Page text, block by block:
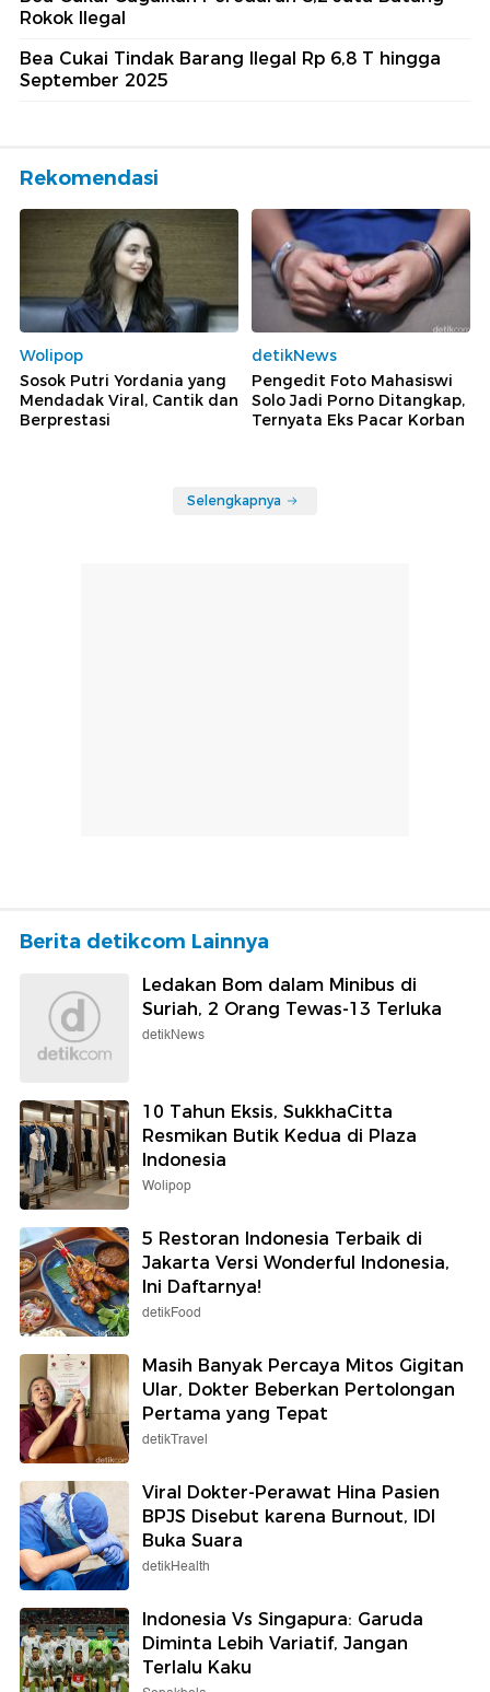
Rokok Ilegal
Bea Cukai Tindak Barang Ilegal Rp 6,8 T hingga
September 2025
Rekomendasi
Wolipop
Sosok Putri Yordania yang
Mendadak Viral, Cantik dan
Berprestasi
detikNews
Pengedit Foto Mahasiswi
Solo Jadi Porno Ditangkap,
Ternyata Eks Pacar Korban
Selengkapnya
Berita detikcom Lainnya
Ledakan Bom dalam Minibus di
Suriah, 2 Orang Tewas-13 Terluka
detikNews
10 Tahun Eksis, SukkhaCitta
Resmikan Butik Kedua di Plaza
Indonesia
Wolipop
5 Restoran Indonesia Terbaik di
Jakarta Versi Wonderful Indonesia,
Ini Daftarnya!
detikFood
Masih Banyak Percaya Mitos Gigitan
Ular, Dokter Beberkan Pertolongan
Pertama yang Tepat
detikTravel
Viral Dokter-Perawat Hina Pasien
BPJS Disebut karena Burnout, IDI
Buka Suara
detikHealth
Indonesia Vs Singapura: Garuda
Diminta Lebih Variatif, Jangan
Terlalu Kaku